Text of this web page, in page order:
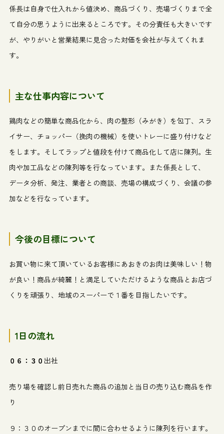
係長は自身で仕入れから値決め、商品づくり、売場づくりまで全
て自分の思うように出来るところです。その分責任も大きいです
が、やりがいと営業結果に見合った対価を会社が与えてくれま
す。
主な仕事内容について
鶏肉などの簡単な商品化から、肉の整形（みがき）を包丁、スラ
イサー、チョッパー（挽肉の機械）を使いトレーに盛り付けなど
をします。そしてラップと値段を付けて商品化して店に陳列。生
肉や加工品などの陳列等を行なっています。また係長として、
データ分析、発注、業者との商談、売場の構成づくり、会議の参
加などを行なっています。
今後の目標について
お買い物に来て頂いているお客様にあおきのお肉は美味しい！物
が良い！商品が綺麗！と満足していただけるような商品とお店づ
くりを頑張り、地域のスーパーで１番を目指したいです。
1日の流れ
０６：３０ 出社
売り場を確認し前日売れた商品の追加と当日の売り込む商品を作
り
９：３０のオープンまでに間に合わせるように陳列を行います。